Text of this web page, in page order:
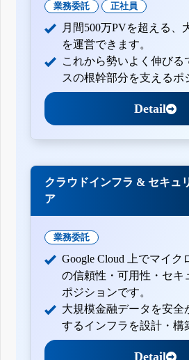
業務委託 正社員
月間500万PVを超える、
を運営できます。
これから勢いよく伸びる
スの根幹部分を支えるポ
Detail
クラウドインフラ & セキュ
ア
業務委託
Google Cloud 上でマイク
の信頼性・可用性・セキ
ポジションです。
大規模金融データを安全
するインフラを設計・構
Detail